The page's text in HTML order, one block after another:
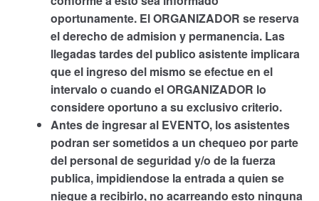
oportunamente. El ORGANIZADOR se reserva
el derecho de admision y permanencia. Las
llegadas tardes del publico asistente implicara
que el ingreso del mismo se efectue en el
intervalo o cuando el ORGANIZADOR lo
considere oportuno a su exclusivo criterio.
Antes de ingresar al EVENTO, los asistentes
podran ser sometidos a un chequeo por parte
del personal de seguridad y/o de la fuerza
publica, impidiendose la entrada a quien se
niegue a recibirlo, no acarreando esto ninguna